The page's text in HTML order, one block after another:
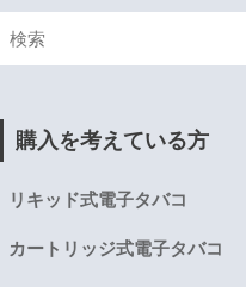
購入を考えている方
リキッド式電子タバコ
カートリッジ式電子タバコ